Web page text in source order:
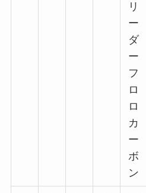
リ
ー
ダ
ー
フ
ロ
ロ
カ
ー
ボ
ン